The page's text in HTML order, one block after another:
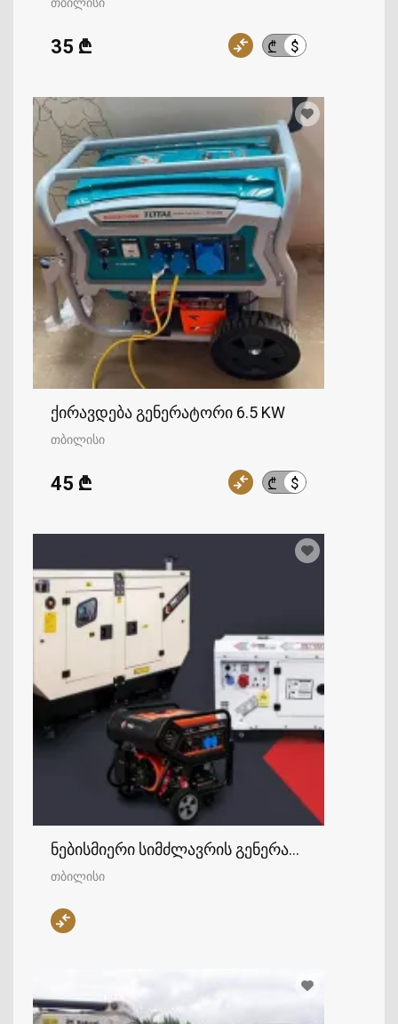
₾ $
35 ₾
ქირავდება გენერატორი 6.5 KW
თბილისი
₾ $
45 ₾
ნებისმიერი სიმძლავრის გენერატორები
თბილისი